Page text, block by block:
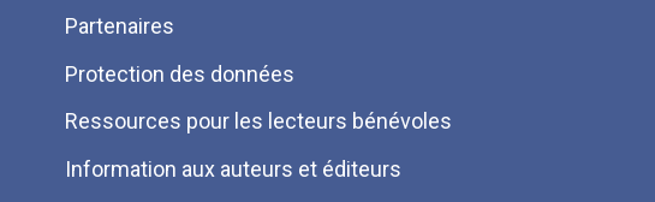
Partenaires
Protection des données
Ressources pour les lecteurs bénévoles
Information aux auteurs et éditeurs